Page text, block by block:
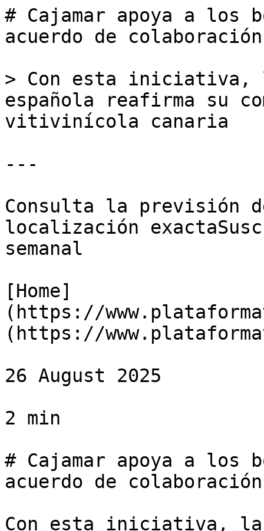
# Cajamar apoya a los
acuerdo de
> Con esta iniciativa,
española reafirma su
vitivinícola canaria
---
Consulta la previsión
localización
semanal
[Home]
(https://
(https://
26 August 2025
2 min
# Cajamar apoya a los
acuerdo de
Con esta iniciativa, la